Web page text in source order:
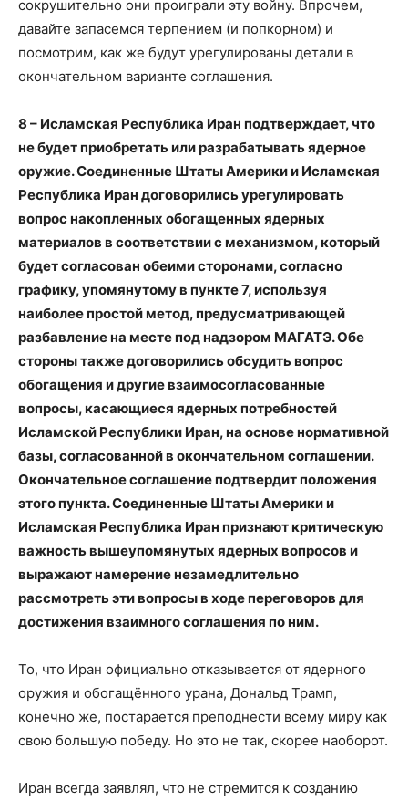
сокрушительно они проиграли эту войну. Впрочем,
давайте запасемся терпением (и попкорном) и
посмотрим, как же будут урегулированы детали в
окончательном варианте соглашения.
8 – Исламская Республика Иран подтверждает, что
не будет приобретать или разрабатывать ядерное
оружие. Соединенные Штаты Америки и Исламская
Республика Иран договорились урегулировать
вопрос накопленных обогащенных ядерных
материалов в соответствии с механизмом, который
будет согласован обеими сторонами, согласно
графику, упомянутому в пункте 7, используя
наиболее простой метод, предусматривающей
разбавление на месте под надзором МАГАТЭ. Обе
стороны также договорились обсудить вопрос
обогащения и другие взаимосогласованные
вопросы, касающиеся ядерных потребностей
Исламской Республики Иран, на основе нормативной
базы, согласованной в окончательном соглашении.
Окончательное соглашение подтвердит положения
этого пункта. Соединенные Штаты Америки и
Исламская Республика Иран признают критическую
важность вышеупомянутых ядерных вопросов и
выражают намерение незамедлительно
рассмотреть эти вопросы в ходе переговоров для
достижения взаимного соглашения по ним.
То, что Иран официально отказывается от ядерного
оружия и обогащённого урана, Дональд Трамп,
конечно же, постарается преподнести всему миру как
свою большую победу. Но это не так, скорее наоборот.
Иран всегда заявлял, что не стремится к созданию